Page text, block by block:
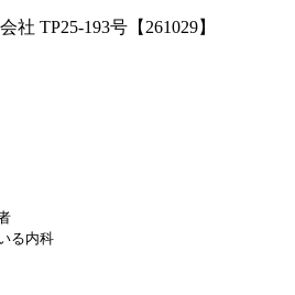
TP25-193号【261029】
る内科